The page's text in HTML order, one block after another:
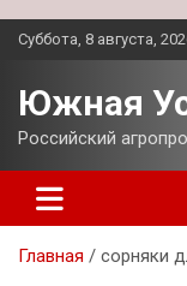
Перейти
Суббота, 8 августа,
Южная
Российский
Главная сорняки